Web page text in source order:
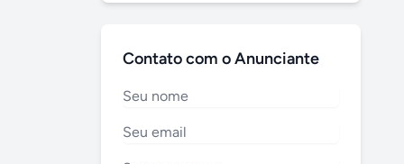
Contato com o Anunciante